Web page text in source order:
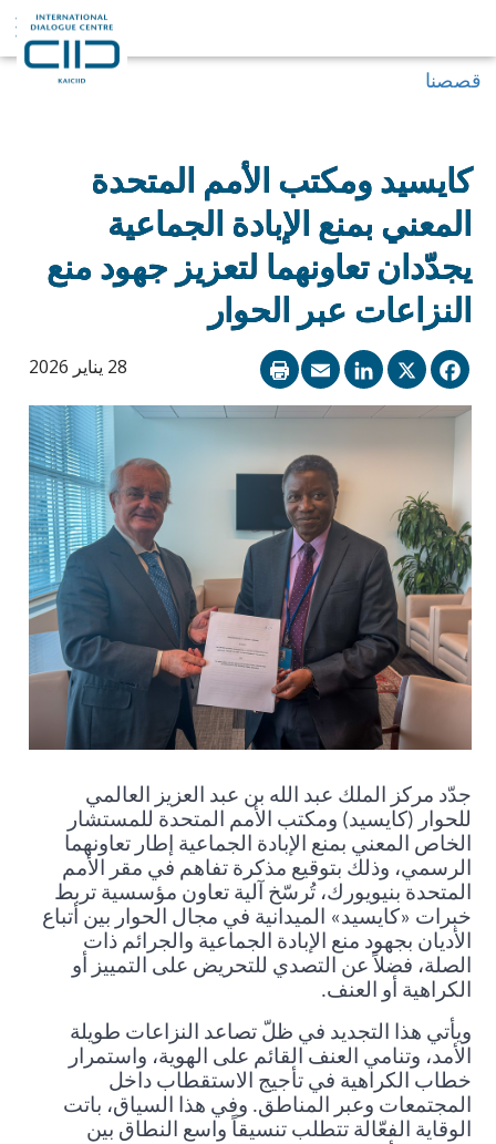
قصصنا
كايسيد ومكتب الأمم المتحدة
المعني بمنع الإبادة الجماعية
يجدّدان تعاونهما لتعزيز جهود منع
النزاعات عبر الحوار
28 يناير 2026 Facebook
X
LinkedIn
Email
جدّد مركز الملك عبد الله بن عبد العزيز العالمي
للحوار (كايسيد) ومكتب الأمم المتحدة للمستشار
الخاص المعني بمنع الإبادة الجماعية إطار تعاونهما
الرسمي، وذلك بتوقيع مذكرة تفاهم في مقر الأمم
المتحدة بنيويورك، تُرسّخ آلية تعاون مؤسسية تربط
خبرات «كايسيد» الميدانية في مجال الحوار بين أتباع
الأديان بجهود منع الإبادة الجماعية والجرائم ذات
الصلة، فضلاً عن التصدي للتحريض على التمييز أو
الكراهية أو العنف.
ويأتي هذا التجديد في ظلّ تصاعد النزاعات طويلة
الأمد، وتنامي العنف القائم على الهوية، واستمرار
خطاب الكراهية في تأجيج الاستقطاب داخل
المجتمعات وعبر المناطق. وفي هذا السياق، باتت
الوقاية الفعّالة تتطلب تنسيقاً واسع النطاق بين